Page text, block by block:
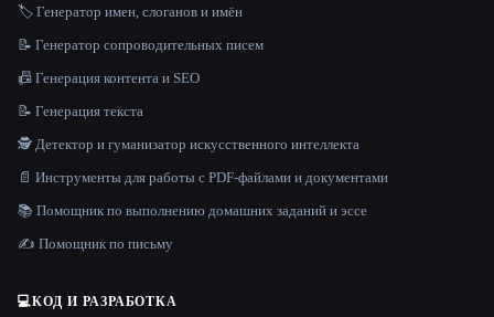
🏷️ Генератор имен, слоганов и имён
📝 Генератор сопроводительных писем
📠 Генерация контента и SEO
📝 Генерация текста
🕵️ Детектор и гуманизатор искусственного интеллекта
📄 Инструменты для работы с PDF-файлами и документами
📚 Помощник по выполнению домашних заданий и эссе
✍️ Помощник по письму
💻КОД И РАЗРАБОТКА